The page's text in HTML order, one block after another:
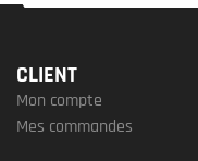
CLIENT
Mon compte
Mes commandes